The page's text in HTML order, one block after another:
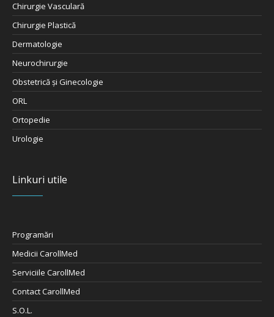
Chirurgie Vasculară
Chirurgie Plastică
Dermatologie
Neurochirurgie
Obstetrică şi Ginecologie
ORL
Ortopedie
Urologie
Linkuri utile
Programări
Medicii CarollMed
Serviciile CarollMed
Contact CarollMed
S.O.L.